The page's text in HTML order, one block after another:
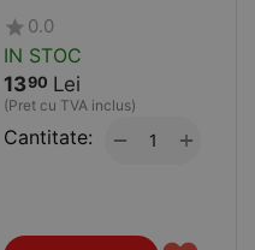
0.0
IN STOC
1390 Lei
(Pret cu TVA inclus)
Cantitate: +
−